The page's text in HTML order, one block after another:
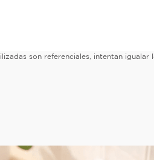
son referenciales, intentan